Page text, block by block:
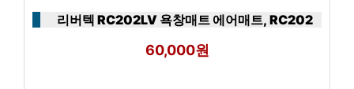
리버텍 RC202LV 욕창매트 에어매트, RC202
60,000원